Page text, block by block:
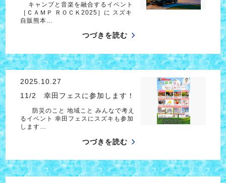
キャンプと音楽を融合するイベント
［ＣＡＭＰ ＲＯＣＫ2025］に スズキ
自販熊本…
つづきを読む
2025.10.27
11/2 幸田フェスに参加します！
防災のこと 地域こと みんなで考え
るイベント 幸田フェスにスズキも参加
します…
つづきを読む